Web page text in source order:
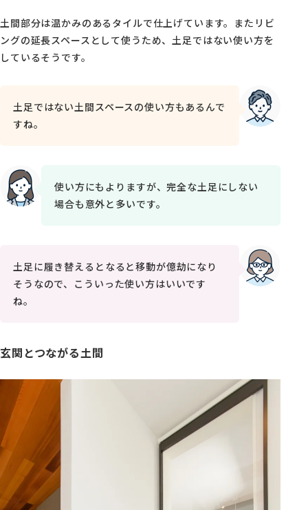
土間部分は温かみのあるタイルで仕上げています。またリビ
ングの延長スペースとして使うため、土足ではない使い方を
しているそうです。
土足ではない土間スペースの使い方もあるんで
すね。
使い方にもよりますが、完全な土足にしない
場合も意外と多いです。
土足に履き替えるとなると移動が億劫になり
そうなので、こういった使い方はいいです
ね。
玄関とつながる土間